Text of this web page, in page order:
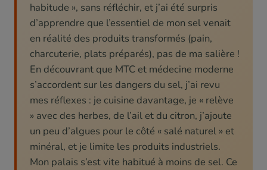
habitude », sans réfléchir, et j’ai été surpris
d’apprendre que l’essentiel de mon sel venait
en réalité des produits transformés (pain,
charcuterie, plats préparés), pas de ma salière !
En découvrant que MTC et médecine moderne
s’accordent sur les dangers du sel, j’ai revu
mes réflexes : je cuisine davantage, je « relève
» avec des herbes, de l’ail et du citron, j’ajoute
un peu d’algues pour le côté « salé naturel » et
minéral, et je limite les produits industriels.
Mon palais s’est vite habitué à moins de sel. Ce